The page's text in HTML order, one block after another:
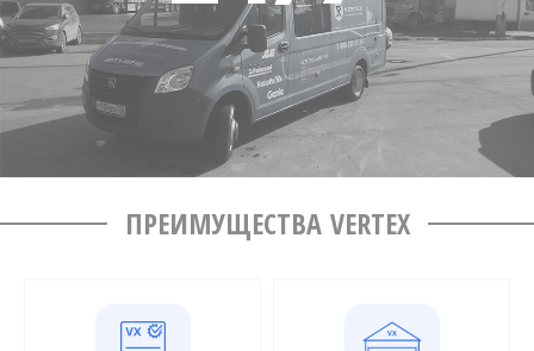
ПРЕИМУЩЕСТВА VERTEX